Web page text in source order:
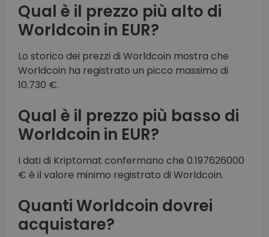
Qual è il prezzo più alto di
Worldcoin in EUR?
Lo storico dei prezzi di Worldcoin mostra che
Worldcoin ha registrato un picco massimo di
10.730 €.
Qual è il prezzo più basso di
Worldcoin in EUR?
I dati di Kriptomat confermano che 0.197626000
€ è il valore minimo registrato di Worldcoin.
Quanti Worldcoin dovrei
acquistare?